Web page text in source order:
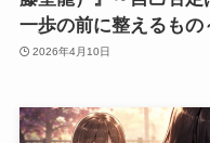
一歩の前に整えるもの
2026年4月10日